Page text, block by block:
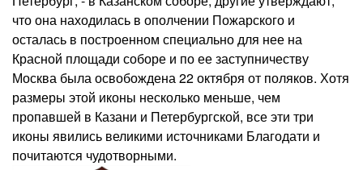
что она находилась в ополчении Пожарского и
осталась в построенном специально для нее на
Красной площади соборе и по ее заступничеству
Москва была освобождена 22 октября от поляков. Хотя
размеры этой иконы несколько меньше, чем
пропавшей в Казани и Петербургской, все эти три
иконы явились великими источниками Благодати и
почитаются чудотворными.